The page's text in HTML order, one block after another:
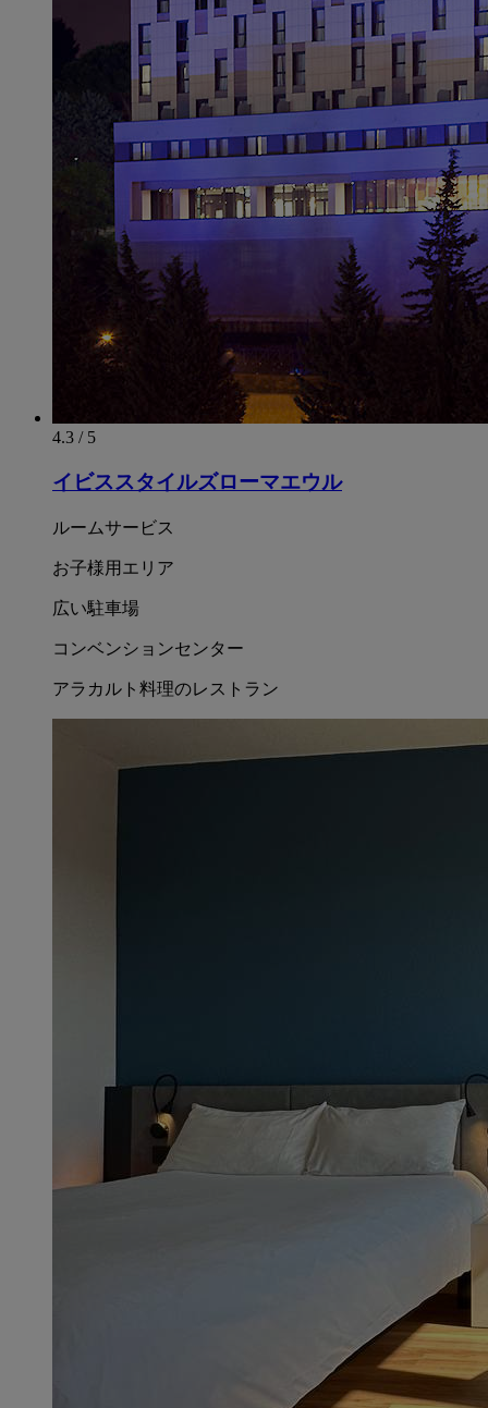
4.3 / 5
イビススタイルズローマエウル
ルームサービス
お子様用エリア
広い駐車場
コンベンションセンター
アラカルト料理のレストラン